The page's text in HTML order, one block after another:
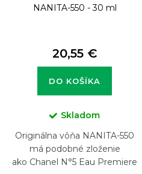
NANITA-550 - 30 ml
20,55 €
DO KOŠÍKA
Skladom
Originálna vôňa NANITA-550
má podobné zloženie
ako Chanel N°5 Eau Premiere